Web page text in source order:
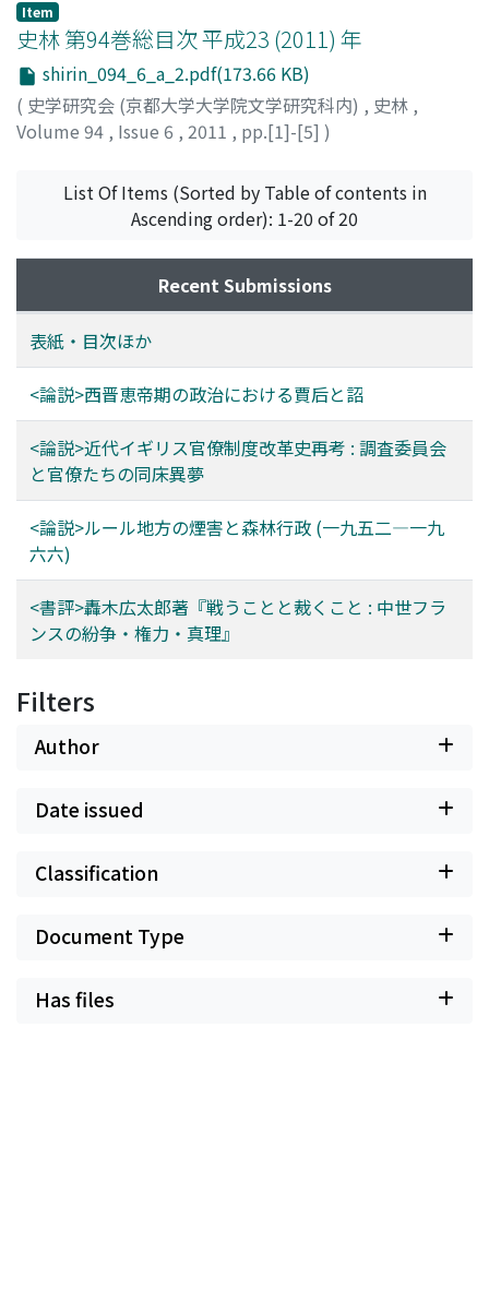
Item
史林 第94巻総目次 平成23 (2011) 年
shirin_094_6_a_2.pdf(173.66 KB)
( 史学研究会 (京都大学大学院文学研究科内) , 史林 ,
Volume 94 , Issue 6 , 2011 , pp.[1]-[5] )
List Of Items (Sorted by Table of contents in
Ascending order): 1-20 of 20
Recent Submissions
表紙・目次ほか
<論説>西晋恵帝期の政治における賈后と詔
<論説>近代イギリス官僚制度改革史再考 : 調査委員会
と官僚たちの同床異夢
<論説>ルール地方の煙害と森林行政 (一九五二―一九
六六)
<書評>轟木広太郎著『戦うことと裁くこと : 中世フラ
ンスの紛争・権力・真理』
Filters
Author
Date issued
Classification
Document Type
Has files